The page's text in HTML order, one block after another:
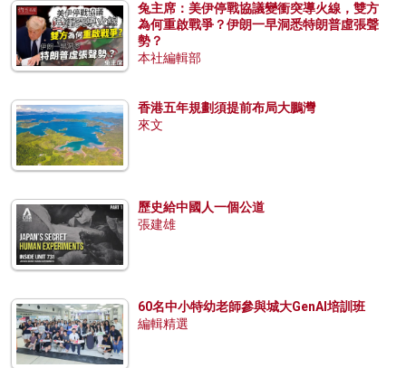
兔主席：美伊停戰協議變衝突導火線，雙方
為何重啟戰爭？伊朗一早洞悉特朗普虛張聲
勢？
本社編輯部
香港五年規劃須提前布局大鵬灣
來文
歷史給中國人一個公道
張建雄
60名中小特幼老師參與城大GenAI培訓班
編輯精選